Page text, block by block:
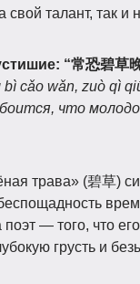
свой талант, так
“常恐碧草
bì cǎo wǎn, zuò qì
что
трава» (碧草)
— того, что
грусть и